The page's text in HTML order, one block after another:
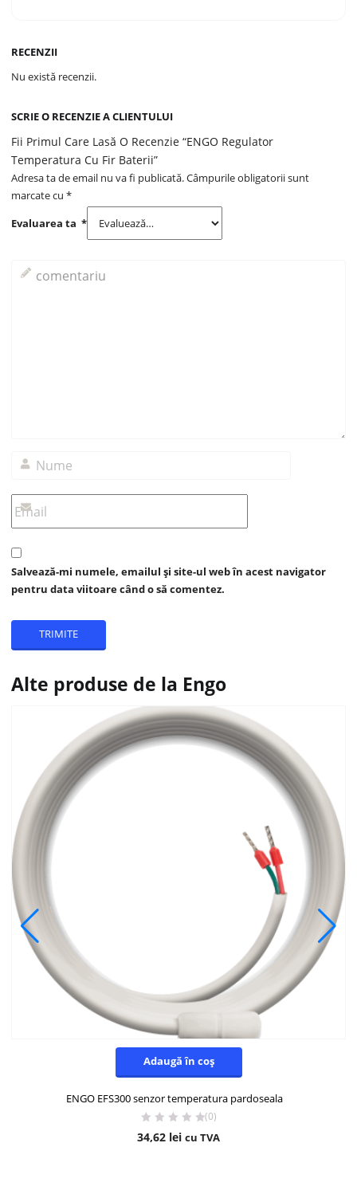
RECENZII
Nu există recenzii.
SCRIE O RECENZIE A CLIENTULUI
Fii Primul Care Lasă O Recenzie “ENGO Regulator
Temperatura Cu Fir Baterii”
Adresa ta de email nu va fi publicată.Câmpurile obligatorii sunt
marcate cu*
Evaluarea ta*
Salvează-mi numele, emailul și site-ul web în acest navigator
pentru data viitoare când o să comentez.
Alte produse de la Engo
Adaugă în coș
ENGO EFS300 senzor temperatura pardoseala
(0)
34,62 lei cu TVA